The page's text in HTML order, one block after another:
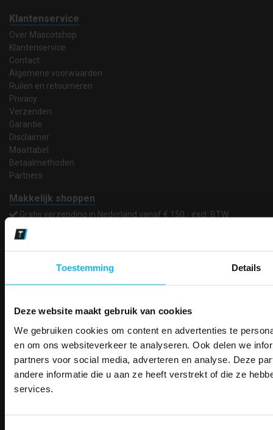
Toestemming Details
Deze website maakt gebruik van cookies
We gebruiken cookies om content en advertenties te
en om ons websiteverkeer te analyseren. Ook delen we
partners voor social media, adverteren en analyse. Deze
andere informatie die u aan ze heeft verstrekt of die ze
services.
Klantenservice
Over Mascotshop
Klantenservice
Contact
Algemene voorwaarden
Ruilen en retourneren
Privacy
Verzenden
Garantie
Disclaimer
Maattabel
Betaalmethoden
Partners
Makkelijk shoppen
Gratis verzending in Nederland vanaf € 150,- excl. BTW
Bedruk- en borduurservice
14 Dagen tijd om te herroepen
Email
Inschrijven
Contact
TEACO VOF
ONTVANG
KORTING OP
PAK